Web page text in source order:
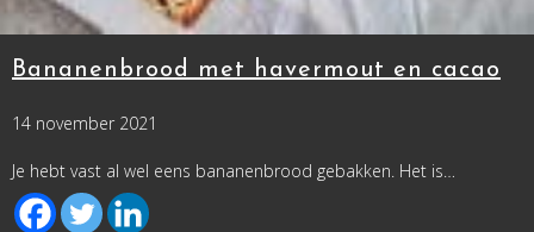
Bananenbrood met havermout en cacao
14 november 2021
Je hebt vast al wel eens bananenbrood gebakken. Het is…